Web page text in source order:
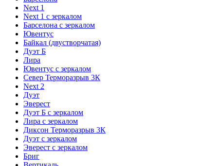
Next 1
Next 1 с зеркалом
Барселона с зеркалом
Ювентус
Байкал (двустворчатая)
Дуэт Б
Лира
Ювентус с зеркалом
Север Терморазрыв 3К
Next 2
Дуэт
Эверест
Дуэт Б с зеркалом
Лира с зеркалом
Диксон Терморазрыв 3К
Дуэт с зеркалом
Эверест с зеркалом
Бриг